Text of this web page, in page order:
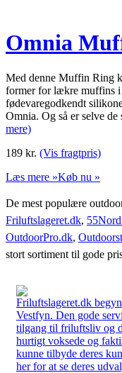
Omnia
Med denne Muffin Ring
former for lækre muffins
fødevaregodkendt
Omnia. Og så er selve de
mere)
189 kr. (Vis fragtpris)
Læs mere »Køb nu »
De mest populære
Friluftslageret.dk,
OutdoorPro.dk,
stort sortiment til gode
Friluftslageret.dk
Vestfyn. Den gode
tilgang til friluftsliv og
hurtigt voksede og
kunne tilbyde deres
her for at se deres